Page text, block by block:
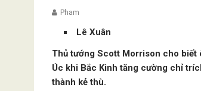
Pham
Lê Xuân
Thủ tướng Scott Morrison cho biết
Úc khi Bắc Kinh tăng cường chỉ
thành kẻ thù.